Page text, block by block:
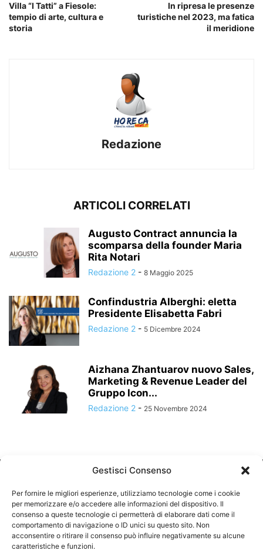
Villa “I Tatti” a Fiesole:
tempio di arte, cultura e
storia
In ripresa le presenze
turistiche nel 2023, ma fatica
il meridione
Redazione
ARTICOLI CORRELATI
Augusto Contract annuncia la
scomparsa della founder Maria
Rita Notari
Redazione 2 - 8 Maggio 2025
Confindustria Alberghi: eletta
Presidente Elisabetta Fabri
Redazione 2 - 5 Dicembre 2024
Aizhana Zhantuarov nuovo Sales,
Marketing & Revenue Leader del
Gruppo Icon...
Redazione 2 - 25 Novembre 2024
CHI SIAMO
Gestisci Consenso
Per fornire le migliori esperienze, utilizziamo tecnologie come i cookie
per memorizzare e/o accedere alle informazioni del dispositivo. Il
consenso a queste tecnologie ci permetterà di elaborare dati come il
comportamento di navigazione o ID unici su questo sito. Non
acconsentire o ritirare il consenso può influire negativamente su alcune
caratteristiche e funzioni.